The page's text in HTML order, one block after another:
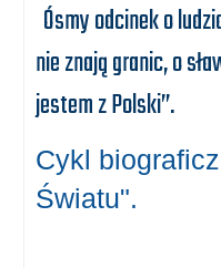
Ósmy odcinek o
nie znają granic, o
jestem z Polski”.
Cykl
Światu".